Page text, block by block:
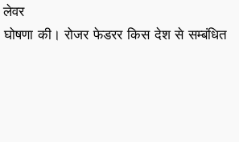
की। रोजर फेडरर किस देश से सम्बंधित